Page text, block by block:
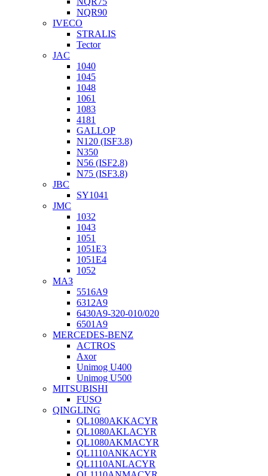
NQR90
IVECO
STRALIS
Tector
JAC
1040
1045
1048
1061
1083
4181
GALLOP
N120 (ISF3.8)
N350
N56 (ISF2.8)
N75 (ISF3.8)
JBC
SY1041
JMC
1032
1043
1051
1051Е3
1051Е4
1052
МАЗ
5516А9
6312А9
6430А9-320-010/020
6501А9
MERCEDES-BENZ
ACTROS
Axor
Unimog U400
Unimog U500
MITSUBISHI
FUSO
QINGLING
QL1080AKKACYR
QL1080AKLACYR
QL1080AKMACYR
QL1110ANKACYR
QL1110ANLACYR